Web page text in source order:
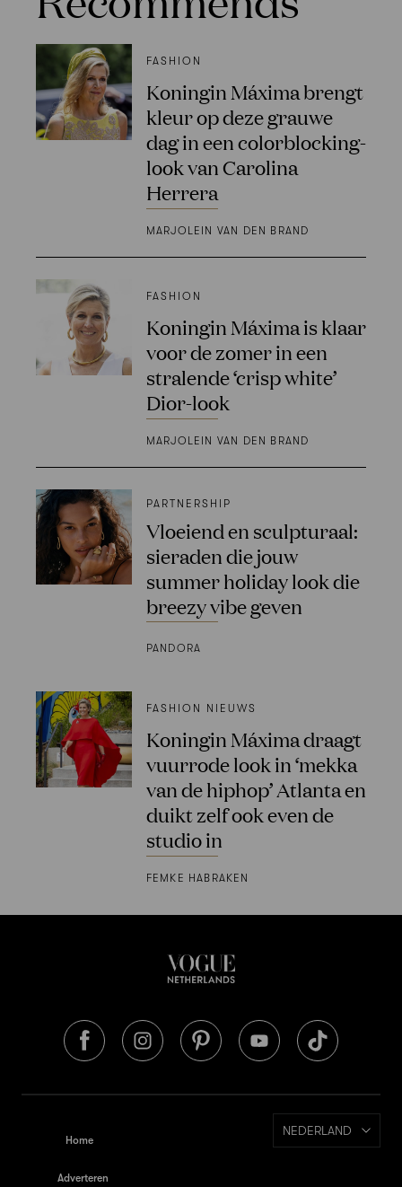
FASHION
Koningin Máxima brengt
kleur op deze grauwe
dag in een colorblocking-
look van Carolina
Herrera
MARJOLEIN VAN DEN BRAND
FASHION
Koningin Máxima is klaar
voor de zomer in een
stralende ‘crisp white’
Dior-look
MARJOLEIN VAN DEN BRAND
PARTNERSHIP
Vloeiend en sculpturaal:
sieraden die jouw
summer holiday look die
breezy vibe geven
PANDORA
FASHION NIEUWS
Koningin Máxima draagt
vuurrode look in ‘mekka
van de hiphop’ Atlanta en
duikt zelf ook even de
studio in
FEMKE HABRAKEN
Home
Adverteren
NEDERLAND